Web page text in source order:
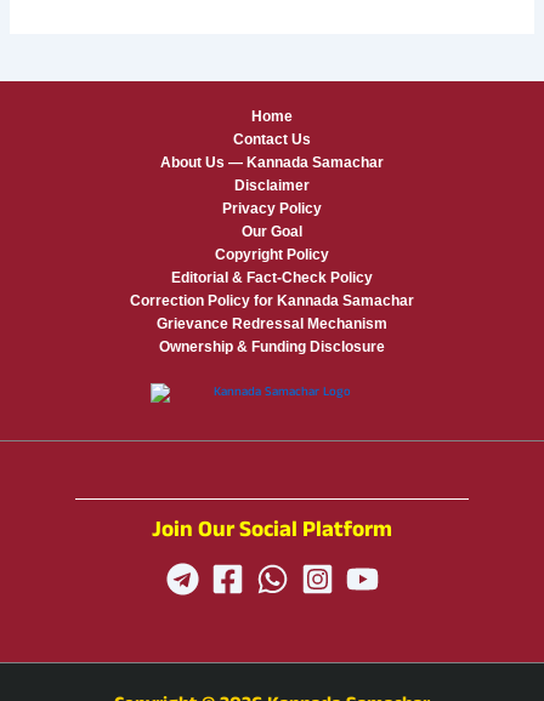
Home
Contact Us
About Us — Kannada Samachar
Disclaimer
Privacy Policy
Our Goal
Copyright Policy
Editorial & Fact-Check Policy
Correction Policy for Kannada Samachar
Grievance Redressal Mechanism
Ownership & Funding Disclosure
Join Our Social Platform